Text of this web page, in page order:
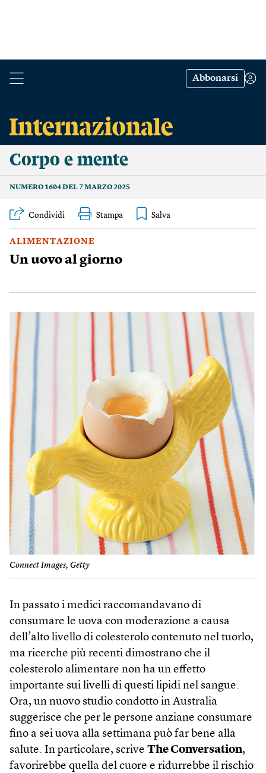
Abbonarsi
Corpo e mente
NUMERO 1604 DEL 7 MARZO 2025
Condividi Stampa
ALIMENTAZIONE
Un uovo al giorno
Connect Images, Getty
In passato i medici raccomandavano di
consumare le uova con moderazione a causa
dell’alto livello di colesterolo contenuto nel tuorlo,
ma ricerche più recenti dimostrano che il
colesterolo alimentare non ha un effetto
importante sui livelli di questi lipidi nel sangue.
Ora, un nuovo studio condotto in Australia
suggerisce che per le persone anziane consumare
fino a sei uova alla settimana può far bene alla
salute. In particolare, scrive The Conversation,
favorirebbe quella del cuore e ridurrebbe il rischio